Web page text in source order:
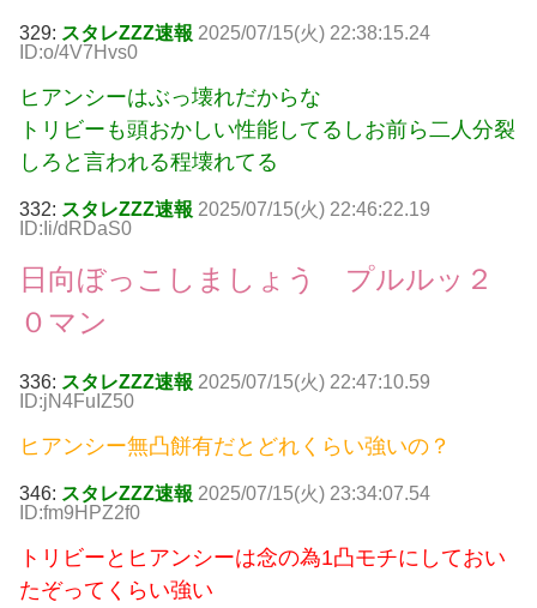
329: スタレZZZ速報 2025/07/15(火) 22:38:15.24
ID:o/4V7Hvs0
ヒアンシーはぶっ壊れだからな
トリビーも頭おかしい性能してるしお前ら二人分裂
しろと言われる程壊れてる
332: スタレZZZ速報 2025/07/15(火) 22:46:22.19
ID:Ii/dRDaS0
日向ぼっこしましょう プルルッ２
０マン
336: スタレZZZ速報 2025/07/15(火) 22:47:10.59
ID:jN4FuIZ50
ヒアンシー無凸餅有だとどれくらい強いの？
346: スタレZZZ速報 2025/07/15(火) 23:34:07.54
ID:fm9HPZ2f0
トリビーとヒアンシーは念の為1凸モチにしておい
たぞってくらい強い